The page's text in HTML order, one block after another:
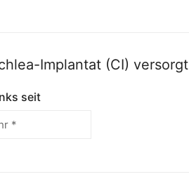
Implantat (CI) versorgt
seit